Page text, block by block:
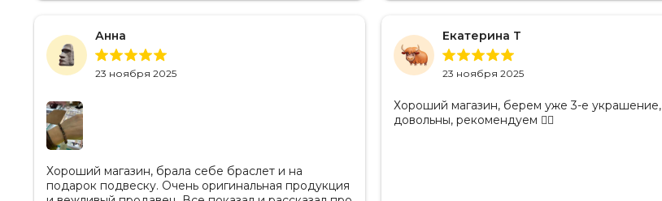
Анна
23 ноября 2025
Хороший магазин, брала себе браслет и на
подарок подвеску. Очень оригинальная продукция
Екатерина Т
23 ноября 2025
Хороший магазин, берем уже 3-е украшение,
довольны, рекомендуем 👍🏻